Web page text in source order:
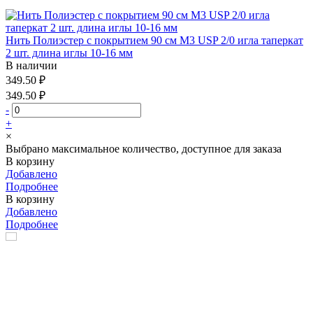
Нить Полиэстер с покрытием 90 см М3 USP 2/0 игла таперкат
2 шт. длина иглы 10-16 мм
В наличии
349.50 ₽
349.50 ₽
-
+
×
Выбрано максимальное количество, доступное для заказа
В корзину
Добавлено
Подробнее
В корзину
Добавлено
Подробнее